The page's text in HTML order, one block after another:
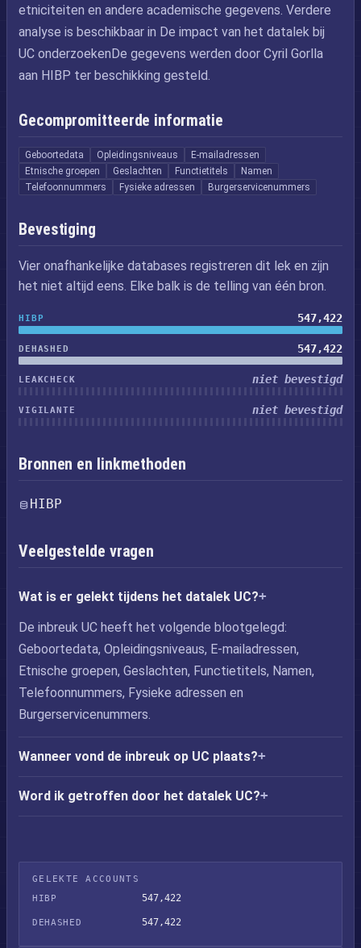
etniciteiten en andere academische gegevens. Verdere
analyse is beschikbaar in De impact van het datalek bij
UC onderzoekenDe gegevens werden door Cyril Gorlla
aan HIBP ter beschikking gesteld.
Gecompromitteerde informatie
Geboortedata Opleidingsniveaus
E-mailadressen
Etnische groepen
Geslachten Functietitels
Namen
Telefoonnummers
Fysieke adressen Burgerservicenummers
Bevestiging
Vier onafhankelijke databases registreren dit lek en zijn
het niet altijd eens. Elke balk is de telling van één bron.
HIBP 547,422
DEHASHED 547,422
LEAKCHECK niet bevestigd
VIGILANTE niet bevestigd
Bronnen en linkmethoden
HIBP
Veelgestelde vragen
Wat is er gelekt tijdens het datalek UC?
De inbreuk UC heeft het volgende blootgelegd:
Geboortedata, Opleidingsniveaus, E-mailadressen,
Etnische groepen, Geslachten, Functietitels, Namen,
Telefoonnummers, Fysieke adressen en
Burgerservicenummers.
Wanneer vond de inbreuk op UC plaats?
Word ik getroffen door het datalek UC?
GELEKTE ACCOUNTS
HIBP
547,422
DEHASHED 547,422